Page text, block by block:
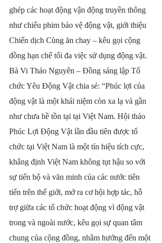
ghép các hoạt động vận động truyền thông
như chiếu phim bảo vệ động vật, giới thiệu
Chiến dịch Cùng ăn chay – kêu gọi cộng
đồng hạn chế tối đa việc sử dụng động vật.
Bà Vi Thảo Nguyên – Đồng sáng lập Tổ
chức Yêu Động Vật chia sẻ: “Phúc lợi của
động vật là một khái niệm còn xa lạ và gần
như chưa hề tồn tại tại Việt Nam. Hội thảo
Phúc Lợi Động Vật lần đầu tiên được tổ
chức tại Việt Nam là một tín hiệu tích cực,
khẳng định Việt Nam không tụt hậu so với
sự tiến bộ và văn minh của các nước tiên
tiến trên thế giới, mở ra cơ hội hợp tác, hỗ
trợ giữa các tổ chức hoạt động vì động vật
trong và ngoài nước, kêu gọi sự quan tâm
chung của cộng đồng, nhằm hướng đến một